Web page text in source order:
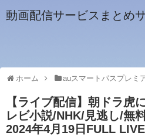
動画配信サービスまとめ
ホーム auスマートパスプレミ
【ライブ配信】朝ドラ虎
レビ小説/NHK/見逃し/無
2024年4月19日FULL LIVE